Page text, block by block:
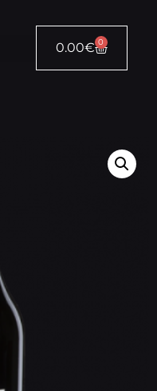
0.00€ 0